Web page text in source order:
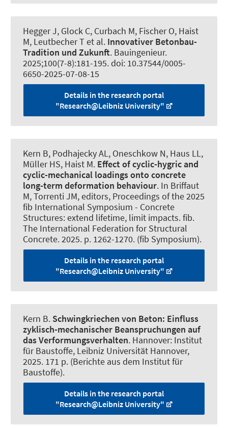
Hegger J, Glock C, Curbach M, Fischer O, Haist
M, Leutbecher T et al. Innovativer Betonbau-
Tradition und Zukunft. Bauingenieur.
2025;100(7-8):181-195. doi: 10.37544/0005-
6650-2025-07-08-15
Details in the research portal
"Research@Leibniz University"
Kern B, Podhajecky AL, Oneschkow N, Haus LL,
Müller HS, Haist M. Effect of cyclic-hygric and
cyclic-mechanical loadings onto concrete
long-term deformation behaviour. In Briffaut
M, Torrenti JM, editors, Proceedings of the 2025
fib International Symposium - Concrete
Structures: extend lifetime, limit impacts. fib.
The International Federation for Structural
Concrete. 2025. p. 1262-1270. (fib Symposium).
Details in the research portal
"Research@Leibniz University"
Kern B. Schwingkriechen von Beton: Einfluss
zyklisch-mechanischer Beanspruchungen auf
das Verformungsverhalten. Hannover: Institut
für Baustoffe, Leibniz Universität Hannover,
2025. 171 p. (Berichte aus dem Institut für
Baustoffe).
Details in the research portal
"Research@Leibniz University"